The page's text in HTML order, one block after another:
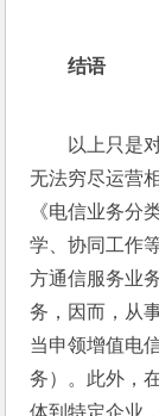
结语
以上只是
无法穷尽运营
《电信业务分
学、协同工作
方通信服务业
务，因而，从
当申领增值电
务）。此外，